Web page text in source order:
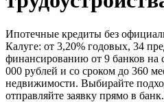
Ипотечные кредиты без
Калуге: от 3,20% годовых, 34
финансированию от 9 банков на
000 рублей и со сроком до 360
недвижимости. Выбирайте
отправляйте заявку прямо в банк.